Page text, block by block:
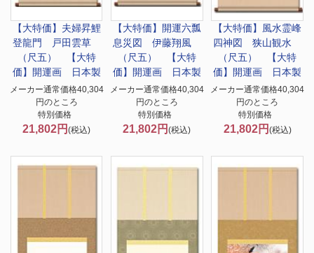
【大特価】 夫婦昇鯉
登龍門 戸田雲草
（尺五） 【大特
価】開運画 日本製
メーカー通常価格40,304
円のところ
特別価格
21,802円(税込)
【大特価】 開運六瓢
息災図 伊藤翔風
（尺五） 【大特
価】開運画 日本製
メーカー通常価格40,304
円のところ
特別価格
21,802円(税込)
【大特価】
風水霊峰
四神図 狭山観水
（尺五） 【大特
価】開運画 日本製
メーカー通常価格40,304
円のところ
特別価格
21,802円 (税込)